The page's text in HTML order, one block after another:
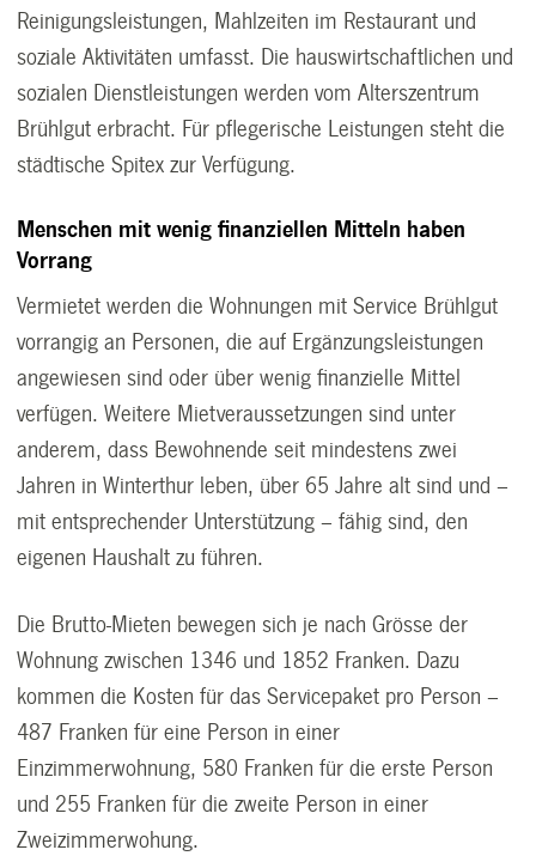
Reinigungsleistungen, Mahlzeiten im Restaurant und
soziale Aktivitäten umfasst. Die hauswirtschaftlichen und
sozialen Dienstleistungen werden vom Alterszentrum
Brühlgut erbracht. Für pflegerische Leistungen steht die
städtische Spitex zur Verfügung.
Menschen mit wenig finanziellen Mitteln haben
Vorrang
Vermietet werden die Wohnungen mit Service Brühlgut
vorrangig an Personen, die auf Ergänzungsleistungen
angewiesen sind oder über wenig finanzielle Mittel
verfügen. Weitere Mietveraussetzungen sind unter
anderem, dass Bewohnende seit mindestens zwei
Jahren in Winterthur leben, über 65 Jahre alt sind und –
mit entsprechender Unterstützung – fähig sind, den
eigenen Haushalt zu führen.
Die Brutto-Mieten bewegen sich je nach Grösse der
Wohnung zwischen 1346 und 1852 Franken. Dazu
kommen die Kosten für das Servicepaket pro Person –
487 Franken für eine Person in einer
Einzimmerwohnung, 580 Franken für die erste Person
und 255 Franken für die zweite Person in einer
Zweizimmerwohung.